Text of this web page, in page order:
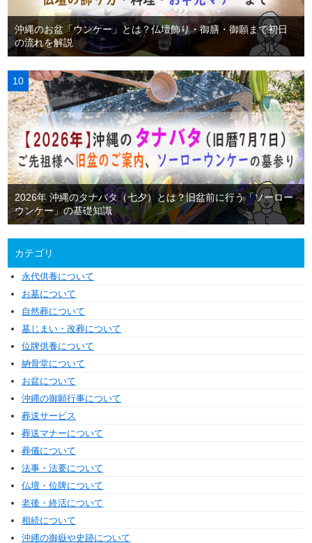
沖縄のお盆「ウンケー」とは？仏壇飾り・御膳・御願まで初日
の流れを解説
2026年 沖縄のタナバタ（七夕）とは？旧盆前に行う「ソーロー
ウンケー」の基礎知識
カテゴリ
永代供養について
お墓について
自然葬について
墓じまい・改葬について
位牌供養について
納骨堂について
お盆について
沖縄の御願行事について
葬送サービス
葬送マナーについて
葬儀について
法事・法要について
仏壇・位牌について
老後・終活について
相続について
沖縄の御嶽や史跡について